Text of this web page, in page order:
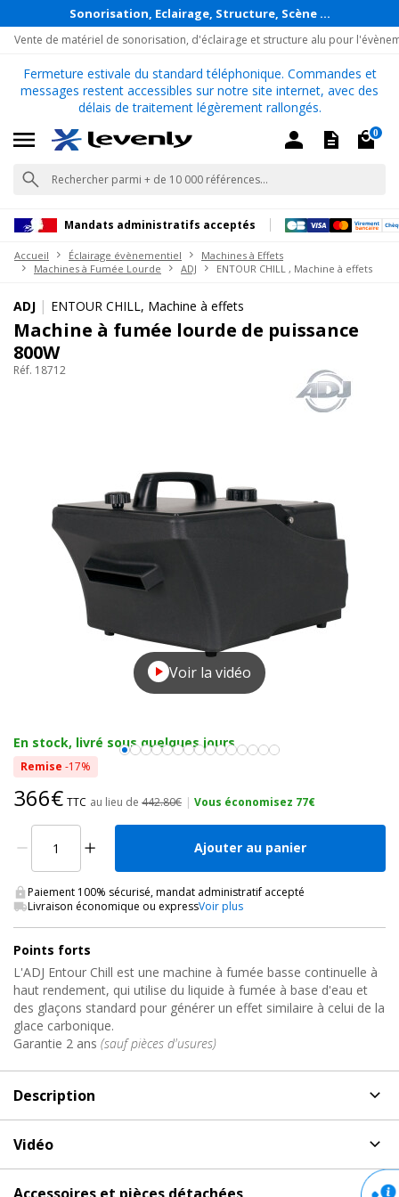
Sonorisation, Eclairage, Structure, Scène ...
Vente de matériel de sonorisation, d'éclairage et structure alu pour
Fermeture estivale du standard téléphonique. Commandes et
messages restent accessibles sur notre site internet, avec des
délais de traitement légèrement rallongés.
0
Mandats administratifs acceptés
Accueil Éclairage évènementiel
Machines à Effets
Machines à Fumée Lourde
ADJ ENTOUR CHILL , Machine à effets
ADJ | ENTOUR CHILL, Machine à effets
Machine à fumée lourde de puissance
800W
Réf. 18712
Voir la vidéo
En stock, livré sous quelques jours
Remise -17%
366€ TTC au lieu de 442.80€ | Vous économisez 77€
Ajouter au panier
Paiement 100% sécurisé, mandat administratif accepté
Livraison économique ou expressVoir plus
Points forts
L'ADJ Entour Chill est une machine à fumée basse continuelle à
haut rendement, qui utilise du liquide à fumée à base d'eau et
des glaçons standard pour générer un effet similaire à celui de la
glace carbonique.
Garantie 2 ans (sauf pièces d'usures)
Description
Ce dernier né de la gamme Entour de générateurs d'effets
professionnels contrôlés par DMX s'appuie sur le succès du
Vidéo
Accessoires et pièces détachées